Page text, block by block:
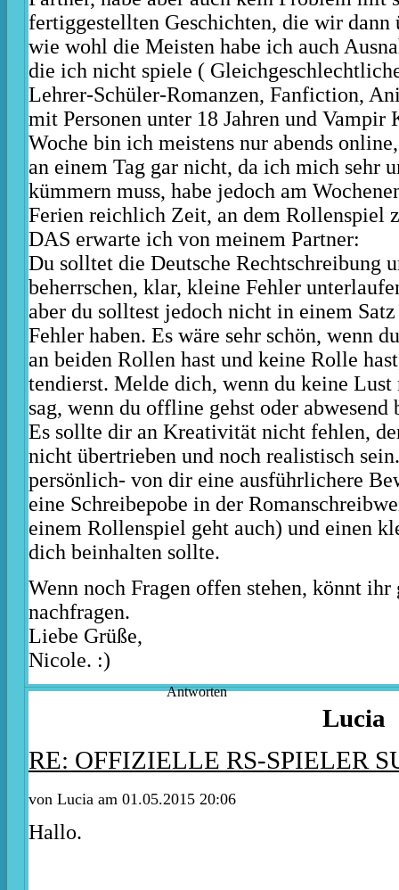
fertiggestellten Geschichten, die wir dann
wie wohl die Meisten habe ich auch
die ich nicht spiele (
Lehrer-Schüler-Romanzen, Fanfiction,
mit Personen unter 18 Jahren und Vampir
Woche bin ich meistens nur abends
an einem Tag gar nicht, da ich mich sehr
kümmern muss, habe jedoch am
Ferien reichlich Zeit, an dem Rollenspiel
DAS erwarte ich von meinem Partner:
Du solltet die Deutsche Rechtschreibung
beherrschen, klar, kleine Fehler
aber du solltest jedoch nicht in einem
Fehler haben. Es wäre sehr schön, wenn
an beiden Rollen hast und keine Rolle
tendierst. Melde dich, wenn du keine Lust
sag, wenn du offline gehst oder
Es sollte dir an Kreativität nicht fehlen,
nicht übertrieben und noch realistisch
persönlich- von dir eine ausführlichere
eine Schreibepobe in der
einem Rollenspiel geht auch) und einen
dich beinhalten sollte.
Wenn noch Fragen offen stehen, könnt ihr
nachfragen.
Liebe Grüße,
Nicole. :)
Antworten
Lucia
RE: OFFIZIELLE RS-SPIELER
von Lucia am 01.05.2015 20:06
Hallo.